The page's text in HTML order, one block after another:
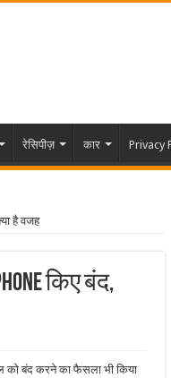
रेसिपीज़ कार Privacy
है वजह
किए बंद,
को बंद करने का फैसला भी किया